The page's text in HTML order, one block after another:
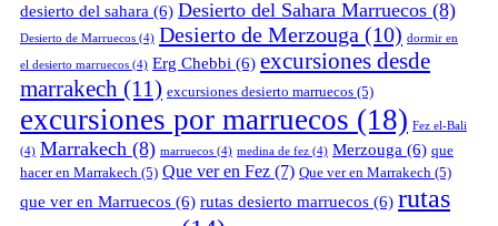
desierto del sahara (6) Desierto del Sahara Marruecos (8)
Desierto de Marruecos (4) Desierto de Merzouga (10) dormir en
el desierto marruecos (4) Erg Chebbi (6) excursiones desde
marrakech (11) excursiones desierto marruecos (5)
excursiones por marruecos (18) Fez el-Bali
(4) Marrakech (8) marruecos (4) medina de fez (4) Merzouga (6) que
hacer en Marrakech (5) Que ver en Fez (7) Que ver en Marrakech (5)
que ver en Marruecos (6) rutas desierto marruecos (6) rutas